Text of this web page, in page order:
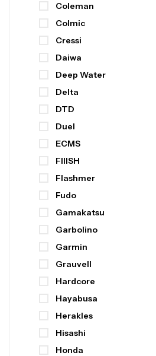
Coleman
Colmic
Cressi
Daiwa
Deep Water
Delta
DTD
Duel
ECMS
FIIISH
Flashmer
Fudo
Gamakatsu
Garbolino
Garmin
Grauvell
Hardcore
Hayabusa
Herakles
Hisashi
Honda